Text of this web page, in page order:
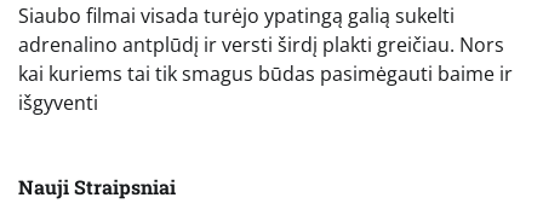
Siaubo filmai visada turėjo ypatingą galią sukelti
adrenalino antplūdį ir versti širdį plakti greičiau. Nors
kai kuriems tai tik smagus būdas pasimėgauti baime ir
išgyventi
Nauji Straipsniai